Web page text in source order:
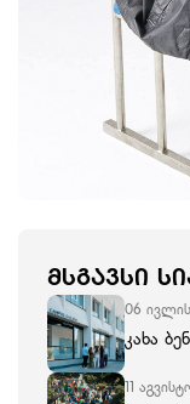
ᲛᲡᲒᲐᲕᲡᲘ
06
კახა
11